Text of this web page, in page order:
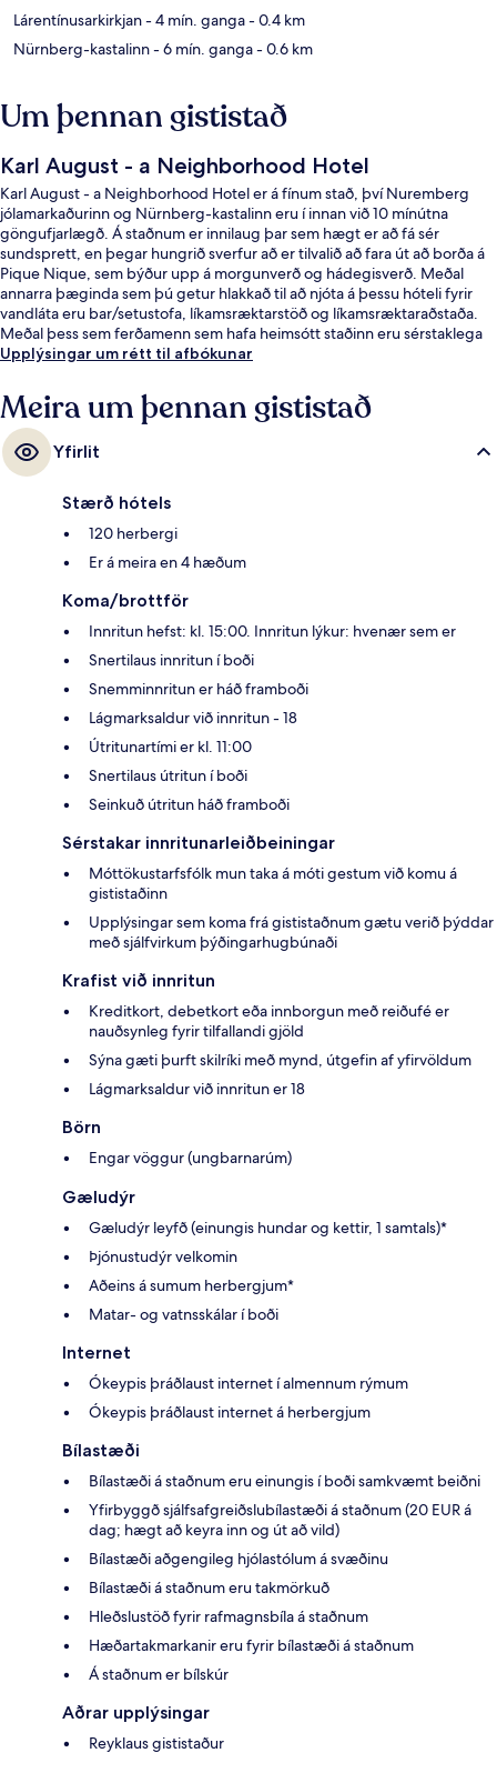
Lárentínusarkirkjan- 4 mín. ganga- 0.4 km
Nürnberg-kastalinn- 6 mín. ganga- 0.6 km
Um þennan gististað
Karl August - a Neighborhood Hotel
Karl August - a Neighborhood Hotel er á fínum stað, því Nuremberg
jólamarkaðurinn og Nürnberg-kastalinn eru í innan við 10 mínútna
göngufjarlægð. Á staðnum er innilaug þar sem hægt er að fá sér
sundsprett, en þegar hungrið sverfur að er tilvalið að fara út að borða á
Pique Nique, sem býður upp á morgunverð og hádegisverð. Meðal
annarra þæginda sem þú getur hlakkað til að njóta á þessu hóteli fyrir
vandláta eru bar/setustofa, líkamsræktarstöð og líkamsræktaraðstaða.
Meðal þess sem ferðamenn sem hafa heimsótt staðinn eru sérstaklega
ánægðir með eru hjálpsamt starfsfólk og góð staðsetning. Það er ekki
neðanjarðarlestarstöðin er í 6 mínútna göngufjarlægð og White Tower
neðanjarðarlestarstöðin í 8 mínútna.
Upplýsingar um rétt til afbókunar
Meira um þennan gististað
Yfirlit
Stærð hótels
120 herbergi
Er á meira en 4 hæðum
Koma/brottför
Innritun hefst: kl. 15:00. Innritun lýkur: hvenær sem er
Snertilaus innritun í boði
Snemminnritun er háð framboði
Lágmarksaldur við innritun - 18
Útritunartími er kl. 11:00
Snertilaus útritun í boði
Seinkuð útritun háð framboði
Sérstakar innritunarleiðbeiningar
Móttökustarfsfólk mun taka á móti gestum við komu á
gististaðinn
Upplýsingar sem koma frá gististaðnum gætu verið þýddar
með sjálfvirkum þýðingarhugbúnaði
Krafist við innritun
Kreditkort, debetkort eða innborgun með reiðufé er
nauðsynleg fyrir tilfallandi gjöld
Sýna gæti þurft skilríki með mynd, útgefin af yfirvöldum
Lágmarksaldur við innritun er 18
Börn
Engar vöggur (ungbarnarúm)
Gæludýr
Gæludýr leyfð (einungis hundar og kettir, 1 samtals)*
Þjónustudýr velkomin
Aðeins á sumum herbergjum*
Matar- og vatnsskálar í boði
Internet
Ókeypis þráðlaust internet í almennum rýmum
Ókeypis þráðlaust internet á herbergjum
Bílastæði
Bílastæði á staðnum eru einungis í boði samkvæmt beiðni
Yfirbyggð sjálfsafgreiðslubílastæði á staðnum (20 EUR á
dag; hægt að keyra inn og út að vild)
Bílastæði aðgengileg hjólastólum á svæðinu
Bílastæði á staðnum eru takmörkuð
Hleðslustöð fyrir rafmagnsbíla á staðnum
Hæðartakmarkanir eru fyrir bílastæði á staðnum
Á staðnum er bílskúr
Aðrar upplýsingar
Reyklaus gististaður